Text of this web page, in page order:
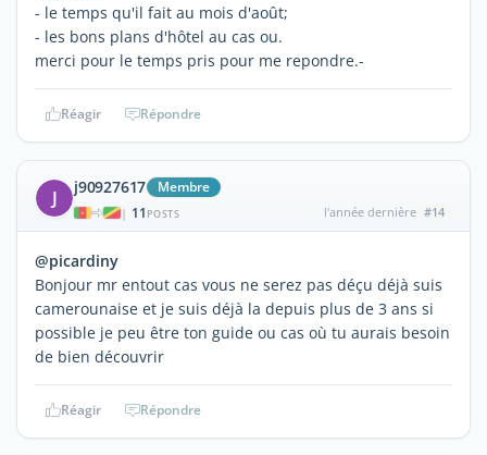
- le temps qu'il fait au mois d'août;
- les bons plans d'hôtel au cas ou.
merci pour le temps pris pour me repondre.-
Réagir Répondre
J j90927617 Membre
| 11 POSTS l'année dernière #14
@picardiny
Bonjour mr entout cas vous ne serez pas déçu déjà suis
camerounaise et je suis déjà la depuis plus de 3 ans si
possible je peu être ton guide ou cas où tu aurais besoin
de bien découvrir
Réagir Répondre